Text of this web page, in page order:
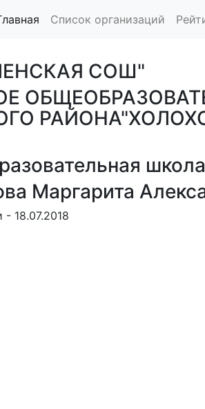
Список организаций
СОШ"
школа
Маргарита
18.07.2018